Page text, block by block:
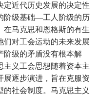
定近代历史发展的决定性
阶级基础—工人阶级的历
在马克思和恩格斯的有生
们对工会运动的未来发展
阶级的矛盾没有根本解
主义工会思想随着资本主
展逐步演进，旨在克服资
社会制度。马克思主义